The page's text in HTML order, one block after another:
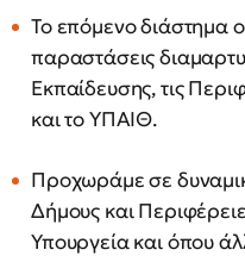
Το επόμενο διάστημα
παραστάσεις
Εκπαίδευσης, τις
και το ΥΠΑΙΘ.
Προχωράμε σε
Δήμους και
Υπουργεία και όπου